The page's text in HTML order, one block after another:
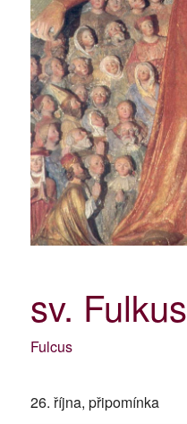
sv. Fulkus
Fulcus
26. října, připomínka